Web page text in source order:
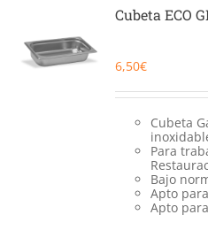
Food Service y Vending
Cubeta ECO
6,50€
Cubeta
Para
Bajo
Apto
Apto